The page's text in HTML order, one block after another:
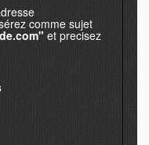
comme sujet
et precisez